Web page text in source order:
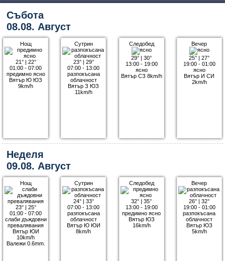
Събота
08.08. Август
Нощ
21°| 22°
01:00 - 07:00
предимно ясно
Вятър Ю ЮЗ
9km/h
Сутрин
23°| 29°
07:00 - 13:00
разпокъсана
облачност
Вятър З ЮЗ
11km/h
Следобед
29° |30°
13:00 - 19:00
ясно
Вятър СЗ 8km/h
Вечер
25° |27°
19:00 - 01:00
ясно
Вятър И СИ
2km/h
Неделя
09.08. Август
Нощ
23°| 25°
01:00 - 07:00
слаби дъждовни
превалявания
Вятър ЮИ
10km/h
Валежи 0.6mm.
Сутрин
24°| 33°
07:00 - 13:00
разпокъсана
облачност
Вятър Ю ЮИ
8km/h
Следобед
32° |35°
13:00 - 19:00
предимно ясно
Вятър ЮЗ
16km/h
Вечер
26° |32°
19:00 - 01:00
разпокъсана
облачност
Вятър ЮЗ
5km/h